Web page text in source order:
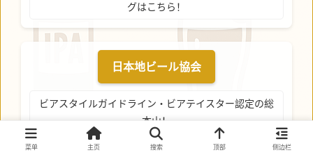
菜单 主页 搜索 顶部 侧边栏
グはこちら！
日本地ビール協会
ビアスタイルガイドライン・ビアテイスター認定の総
本山！